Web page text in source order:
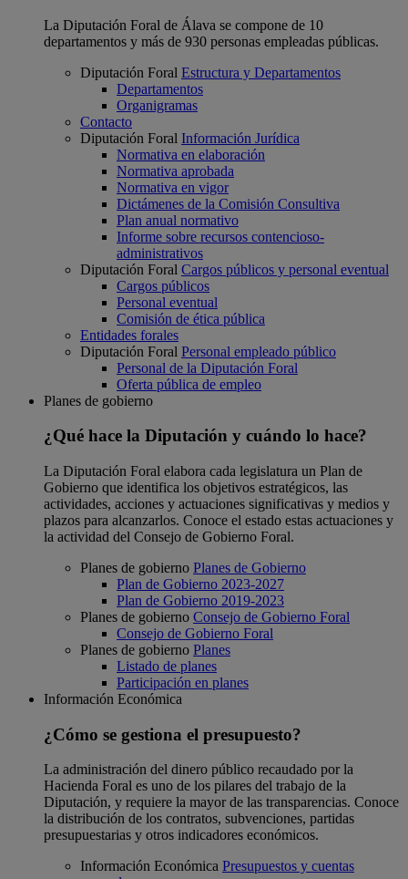
La Diputación Foral de Álava se compone de 10
departamentos y más de 930 personas empleadas públicas.
Diputación Foral Estructura y Departamentos
Departamentos
Organigramas
Contacto
Diputación Foral Información Jurídica
Normativa en elaboración
Normativa aprobada
Normativa en vigor
Dictámenes de la Comisión Consultiva
Plan anual normativo
Informe sobre recursos contencioso-
administrativos
Diputación Foral Cargos públicos y personal eventual
Cargos públicos
Personal eventual
Comisión de ética pública
Entidades forales
Diputación Foral Personal empleado público
Personal de la Diputación Foral
Oferta pública de empleo
Planes de gobierno
¿Qué hace la Diputación y cuándo lo hace?
La Diputación Foral elabora cada legislatura un Plan de
Gobierno que identifica los objetivos estratégicos, las
actividades, acciones y actuaciones significativas y medios y
plazos para alcanzarlos. Conoce el estado estas actuaciones y
la actividad del Consejo de Gobierno Foral.
Planes de gobierno Planes de Gobierno
Plan de Gobierno 2023-2027
Plan de Gobierno 2019-2023
Planes de gobierno Consejo de Gobierno Foral
Consejo de Gobierno Foral
Planes de gobierno Planes
Listado de planes
Participación en planes
Información Económica
¿Cómo se gestiona el presupuesto?
La administración del dinero público recaudado por la
Hacienda Foral es uno de los pilares del trabajo de la
Diputación, y requiere la mayor de las transparencias. Conoce
la distribución de los contratos, subvenciones, partidas
presupuestarias y otros indicadores económicos.
Información Económica Presupuestos y cuentas